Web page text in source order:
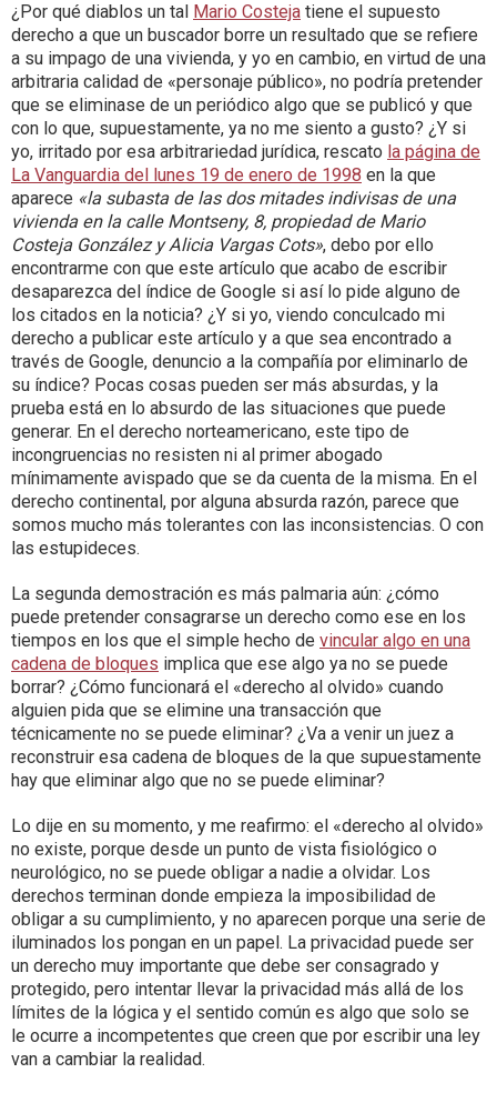
¿Por qué diablos un tal Mario Costeja tiene el supuesto
derecho a que un buscador borre un resultado que se refiere
a su impago de una vivienda, y yo en cambio, en virtud de una
arbitraria calidad de «personaje público», no podría pretender
que se eliminase de un periódico algo que se publicó y que
con lo que, supuestamente, ya no me siento a gusto? ¿Y si
yo, irritado por esa arbitrariedad jurídica, rescato la página de
La Vanguardia del lunes 19 de enero de 1998 en la que
aparece «la subasta de las dos mitades indivisas de una
vivienda en la calle Montseny, 8, propiedad de Mario
Costeja González y Alicia Vargas Cots», debo por ello
encontrarme con que este artículo que acabo de escribir
desaparezca del índice de Google si así lo pide alguno de
los citados en la noticia? ¿Y si yo, viendo conculcado mi
derecho a publicar este artículo y a que sea encontrado a
través de Google, denuncio a la compañía por eliminarlo de
su índice? Pocas cosas pueden ser más absurdas, y la
prueba está en lo absurdo de las situaciones que puede
generar. En el derecho norteamericano, este tipo de
incongruencias no resisten ni al primer abogado
mínimamente avispado que se da cuenta de la misma. En el
derecho continental, por alguna absurda razón, parece que
somos mucho más tolerantes con las inconsistencias. O con
las estupideces.
La segunda demostración es más palmaria aún: ¿cómo
puede pretender consagrarse un derecho como ese en los
tiempos en los que el simple hecho de vincular algo en una
cadena de bloques implica que ese algo ya no se puede
borrar? ¿Cómo funcionará el «derecho al olvido» cuando
alguien pida que se elimine una transacción que
técnicamente no se puede eliminar? ¿Va a venir un juez a
reconstruir esa cadena de bloques de la que supuestamente
hay que eliminar algo que no se puede eliminar?
Lo dije en su momento, y me reafirmo: el «derecho al olvido»
no existe, porque desde un punto de vista fisiológico o
neurológico, no se puede obligar a nadie a olvidar. Los
derechos terminan donde empieza la imposibilidad de
obligar a su cumplimiento, y no aparecen porque una serie de
iluminados los pongan en un papel. La privacidad puede ser
un derecho muy importante que debe ser consagrado y
protegido, pero intentar llevar la privacidad más allá de los
límites de la lógica y el sentido común es algo que solo se
le ocurre a incompetentes que creen que por escribir una ley
van a cambiar la realidad.